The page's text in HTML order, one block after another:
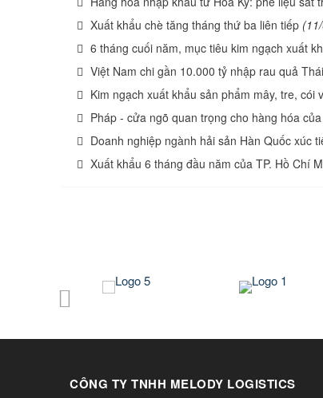
Xuất khẩu chè tăng tháng thứ ba liên tiếp
6 tháng cuối năm, mục tiêu kim ngạch xuất
Việt Nam chi gần 10.000 tỷ nhập rau quả
Kim ngạch xuất khẩu sản phẩm mây, tre, cói
Pháp - cửa ngõ quan trọng cho hàng hóa
Doanh nghiệp ngành hải sản Hàn Quốc xúc
Xuất khẩu 6 tháng đầu năm của TP. Hồ Chí
CÔNG TY TNHH MELODY LOGISTICS